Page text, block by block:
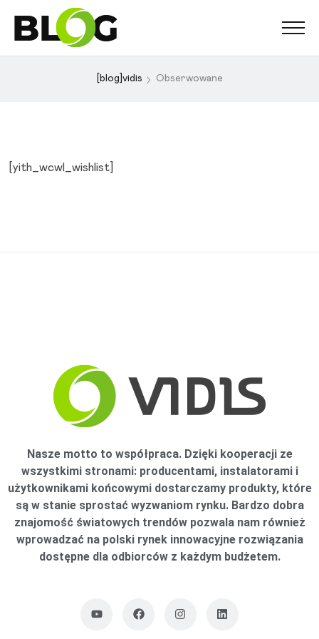
[blog]vidis Obserwowane
[yith_wcwl_wishlist]
Nasze motto to współpraca. Dzięki kooperacji ze
wszystkimi stronami: producentami, instalatorami i
użytkownikami końcowymi dostarczamy produkty, które
są w stanie sprostać wyzwaniom rynku. Bardzo dobra
znajomość światowych trendów pozwala nam również
wprowadzać na polski rynek innowacyjne rozwiązania
dostępne dla odbiorców z każdym budżetem.